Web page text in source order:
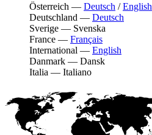
Österreich — Deutsch /English
Deutschland — Deutsch
Sverige — Svenska
France — Français
International — English
Danmark — Dansk
Italia — Italiano